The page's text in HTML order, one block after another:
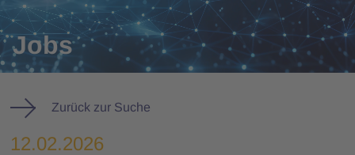
Jobs
Zurück zur Suche
12.02.2026